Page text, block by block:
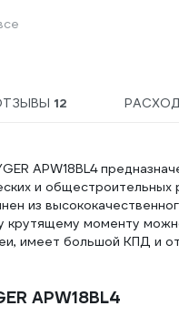
12
APW18BL4
и
из
крутящему моменту
имеет большой КПД и
APW18BL4